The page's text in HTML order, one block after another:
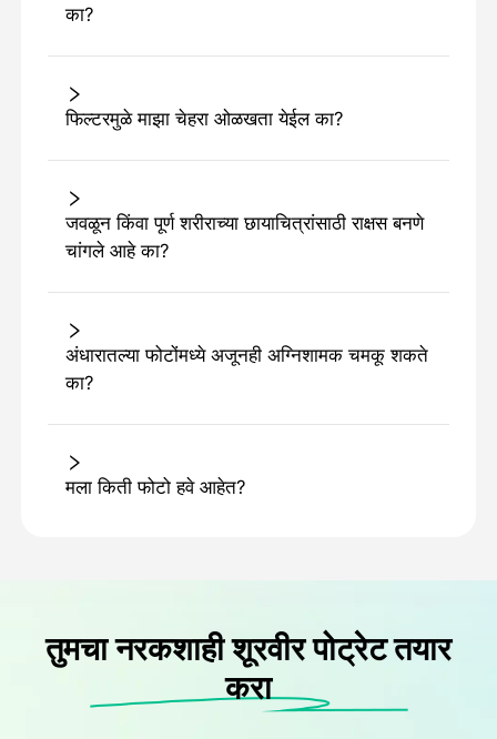
का?
फिल्टरमुळे माझा चेहरा ओळखता येईल का?
जवळून किंवा पूर्ण शरीराच्या छायाचित्रांसाठी राक्षस बनणे
चांगले आहे का?
अंधारातल्या फोटोंमध्ये अजूनही अग्निशामक चमकू शकते
का?
मला किती फोटो हवे आहेत?
तुमचा नरकशाही शूरवीर पोट्रेट तयार
करा